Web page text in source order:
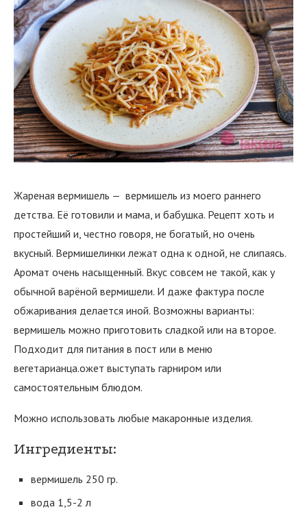
Жареная вермишель — вермишель из моего раннего
детства. Её готовили и мама, и бабушка. Рецепт хоть и
простейший и, честно говоря, не богатый, но очень
вкусный. Вермишелинки лежат одна к одной, не слипаясь.
Аромат очень насыщенный. Вкус совсем не такой, как у
обычной варёной вермишели. И даже фактура после
обжаривания делается иной. Возможны варианты:
вермишель можно приготовить сладкой или на второе.
Подходит для питания в пост или в меню
вегетарианца.ожет выступать гарниром или
самостоятельным блюдом.
Можно использовать любые макаронные изделия.
Ингредиенты:
вермишель 250 гр.
вода 1,5-2 л